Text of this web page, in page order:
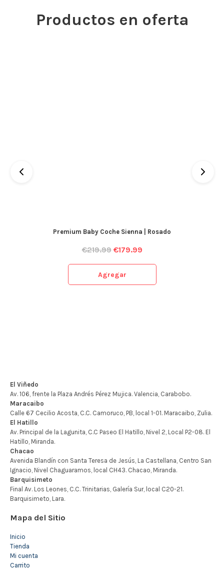
Productos en oferta
Premium Baby Coche Sienna | Rosado
€219.99 €179.99
Agregar
Mapa del Sitio
Inicio
Tienda
Mi cuenta
Carrito